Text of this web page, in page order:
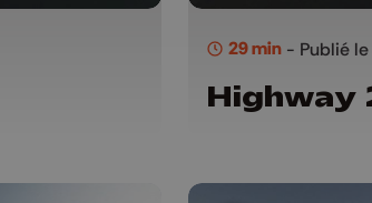
29 min - Publié
Highway